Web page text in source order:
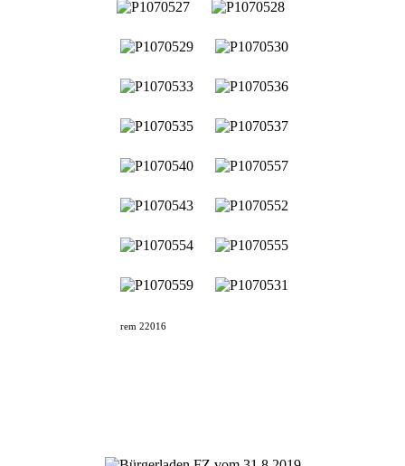
rem 22016